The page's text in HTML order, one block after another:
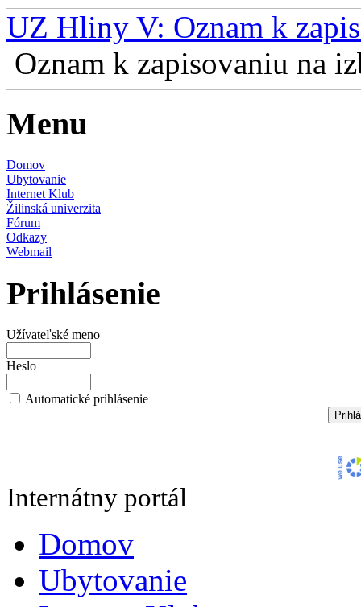
UZ Hliny V: Oznam k
Oznam k zapisovaniu na
Menu
Domov
Ubytovanie
Internet Klub
Žilinská univerzita
Fórum
Odkazy
Webmail
Prihlásenie
Užívateľské meno
Heslo
Automatické prihlásenie
Internátny portál
Domov
Ubytovanie